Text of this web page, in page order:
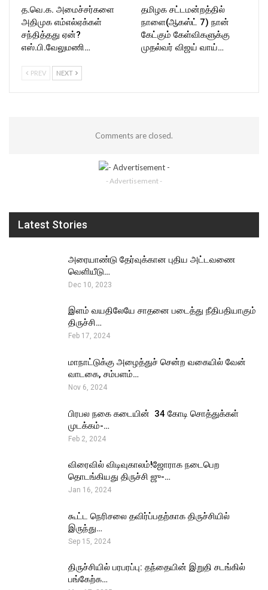
த.வெ.க. அமைச்சர்களை
அதிமுக எம்எல்ஏக்கள்
சந்தித்தது ஏன்?
எஸ்.பி.வேலுமணி…
தமிழக சட்டமன்றத்தில்
நாளை(ஆகஸ்ட் 7) நான்
கேட்கும் கேள்விகளுக்கு
முதல்வர் விஜய் வாய்…
PREV NEXT
Comments are closed.
- Advertisement -
Latest Stories
அரையாண்டு தேர்வுக்கான புதிய அட்டவணை
வெளியீடு…
Dec 10, 2023
இளம் வயதிலேயே சாதனை படைத்து நீதிபதியாகும்
திருச்சி…
Feb 17, 2024
மாநாட்டுக்கு அழைத்துச் சென்ற வகையில் வேன்
வாடகை, சம்பளம்…
Nov 6, 2024
பிரபல நகை கடையின் ₹ 34 கோடி சொத்துக்கள்
முடக்கம்-…
Feb 2, 2024
விரைவில் விடிவுகாலம்!ஜோராக நடைபெற
தொடங்கியது திருச்சி ஜு-…
Jan 16, 2024
கூட்ட நெரிசலை தவிர்ப்பதற்காக திருச்சியில்
இருந்து…
Sep 15, 2024
திருச்சியில் பரபரப்பு: தந்தையின் இறுதி சடங்கில்
பங்கேற்க…